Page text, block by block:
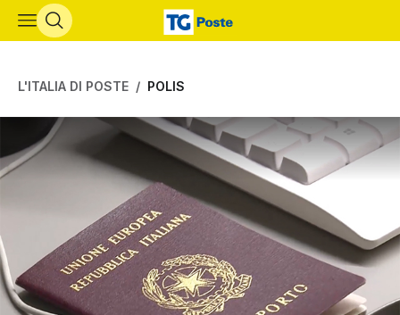
Vai al contenuto principale
L'ITALIA DI POSTE POLIS